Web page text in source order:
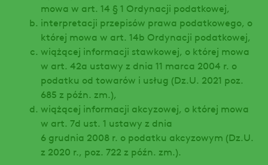
mowa w art. 14 § 1 Ordynacji podatkowej,
interpretacji przepisów prawa podatkowego, o
której mowa w art. 14b Ordynacji podatkowej,
wiążącej informacji stawkowej, o której mowa
w art. 42a ustawy z dnia 11 marca 2004 r. o
podatku od towarów i usług (Dz.U. 2021 poz.
685 z późn. zm.),
wiążącej informacji akcyzowej, o której mowa
w art. 7d ust. 1 ustawy z dnia
6 grudnia 2008 r. o podatku akcyzowym (Dz.U.
z 2020 r., poz. 722 z późn. zm.).